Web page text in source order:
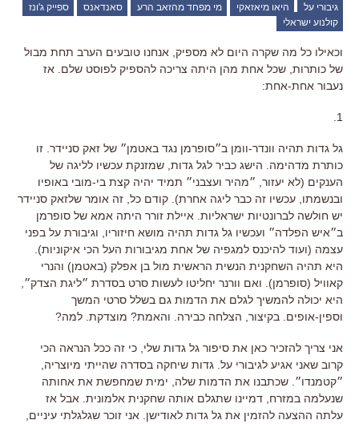
גיבורי על היאו מיאזאקי מי מפחד מהזאב הרע סאנדאנס
ספייק ג'ונז
קולנוע ישראלי
וכאילו כל מה שקרה היום לא מספיק, אנחנו טובעים הערב תחת מבול
של כותרות, שכל אחת מהן היתה צריכה להספיק לפוסט שלם. אז
נעבור אחת-אחת:
1.
גל גדות תהיה וונדר-וומן ב״סופרמן נגד באטמן״ של זאק סניידר. זו
כותרת מדהימה. הישג כביר לגל גדות, שמזנקת עכשיו לליגה של
הענקים (לא יעזור, ״מהיר ועצבני״ תמיד יהיה קצת בי-מובי באופיו
ובנשמתו, עכשיו זה כבר ליגה אחרת). קודם כל, זה אומר שלזאק סניידר
יש חולשה לברונטיות ישראליות. איילת זורר היתה אמא של סופרמן
ב״איש הפלדה״ ועכשיו גל גדות תהיה מושא חיזוריו, וגיבורת על בפני
עצמה (ועוד להיכנס למגפיה של אחת מגיבורות העל הכי איקוניות).
היא תהיה השחקנית הנשית הראשית מול בן אפלק (באטמן) והנרי
קאוויל (סופרמן). ואם וורנר יחליטו לעשות סרט בסדרת ״ליגת הצדק״,
היא יכולה להמשיך לגלם את הדמות גם בשלל סרטי המשך
וספין-אופים. בקיצור, הצלחה כבירה. והאמת? מוצדקת. למה?
אני צריך להזכיר כאן את סיפור גל גדות שלי, כי זה ככל הנראה הכי
קרוב שאני אגיע לגיבורי על. גדות שיחקה בסדרה שהייתי מיוצריה,
״קטמנדו״. שכתבנו את הדמות שלה, ימית שמחפשת את אחותה
שנעלמה במזרח, דמיינו שתגלם אותה שחקנית אלמונית. אבל אז
עלתה ההצעה להזמין את גל גדות לאודישן. אני זוכר שגלגלתי עיניים,